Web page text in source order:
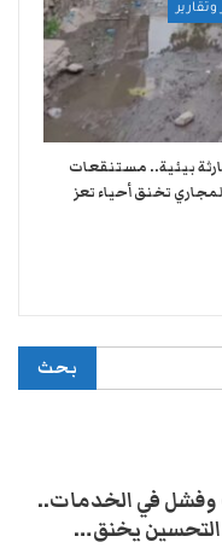
وتقارير
بيئية.. مستنقعات
تخنق أحياء تعز
وفشل في الخدمات..
يخنق…